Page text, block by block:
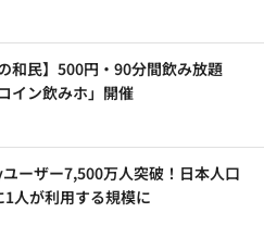
の和民】500円・90分間飲み放題
イン飲みホ」開催
ーザー7,500万人突破！日本人口
1人が利用する規模に